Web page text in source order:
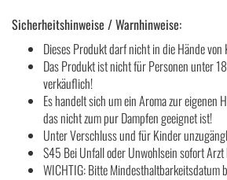
Sicherheitshinweise / Warnhinweise:
Dieses Produkt darf nicht in die Hände
Das Produkt ist nicht für Personen unter
verkäuflich!
Es handelt sich um ein Aroma zur eigenen
das nicht zum pur Dampfen geeignet ist!
Unter Verschluss und für Kinder
S45 Bei Unfall oder Unwohlsein sofort Arzt
WICHTIG: Bitte Mindesthaltbarkeitsdatum